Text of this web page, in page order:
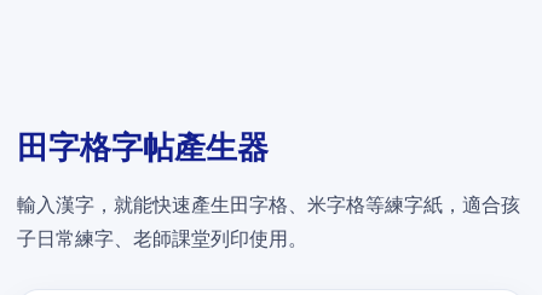
田字格字帖產生器
輸入漢字，就能快速產生田字格、米字格等練字紙，適合孩
子日常練字、老師課堂列印使用。